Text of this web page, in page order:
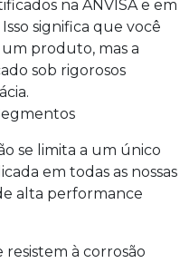
na ANVISA e em
significa que você
produto, mas a
sob rigorosos
se limita a um único
em todas as nossas
alta performance
à corrosão